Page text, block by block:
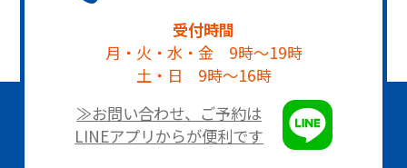
受付時間
月・火・水・金 9時～19時
土・日 9時～16時
≫お問い合わせ、ご予約は
LINEアプリからが便利です